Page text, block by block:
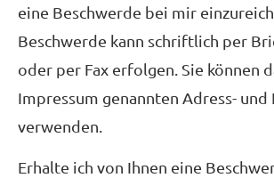
eine Beschwerde bei mir
Beschwerde kann schriftlich per
oder per Fax erfolgen. Sie können
Impressum genannten Adress-
verwenden.
Erhalte ich von Ihnen eine